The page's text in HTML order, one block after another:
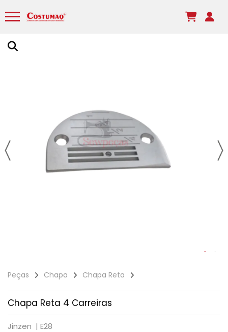
Peças Chapa Chapa Reta
Chapa Reta 4 Carreiras
Jinzen | E28